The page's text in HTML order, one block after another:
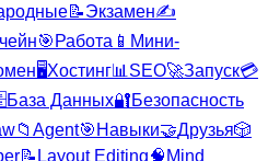
📝Экзамен✍️
🎯 Работа 📱 Мини-
🖥️Хостинг📊 SEO🚀Запуск💳
База Данных🔐Безопасность
📁 Agent🎯 Навыки🤝Друзья🎲
📝 Layout Editing🧠 Mind